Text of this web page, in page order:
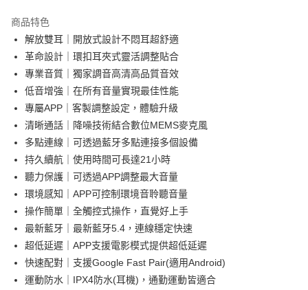
商品特色
解放雙耳｜開放式設計不悶耳超舒適
革命設計｜環扣耳夾式靈活調整貼合
專業音質｜獨家調音高清高品質音效
低音增強｜在所有音量實現最佳性能
專屬APP｜客製調整設定，體驗升級
清晰通話｜降噪技術結合數位MEMS麥克風
多點連線｜可透過藍牙多點連接多個設備
持久續航｜使用時間可長達21小時
聽力保護｜可透過APP調整最大音量
環境感知｜APP可控制環境音聆聽音量
操作簡單｜全觸控式操作，直覺好上手
最新藍牙｜最新藍牙5.4，連線穩定快速
超低延遲｜APP支援電影模式提供超低延遲
快速配對｜支援Google Fast Pair(適用Android)
運動防水｜IPX4防水(耳機)，通勤運動皆適合